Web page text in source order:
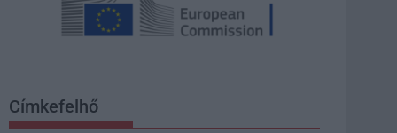
Címkefelhő